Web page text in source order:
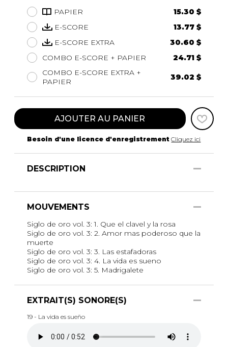
PAPIER
15.30 $
E-SCORE
13.77 $
E-SCORE EXTRA
30.60 $
COMBO E-SCORE + PAPIER
24.71 $
COMBO E-SCORE EXTRA +
PAPIER
39.02 $
AJOUTER AU PANIER
Besoin d'une licence d'enregistrement Cliquez ici
DESCRIPTION
MOUVEMENTS
Siglo de oro vol. 3: 1. Que el clavel y la rosa
Siglo de oro vol. 3: 2. Amor mas poderoso que la
muerte
Siglo de oro vol. 3: 3. Las estafadoras
Siglo de oro vol. 3: 4. La vida es sueno
Siglo de oro vol. 3: 5. Madrigalete
EXTRAIT(S) SONORE(S)
19 - La vida es sueño